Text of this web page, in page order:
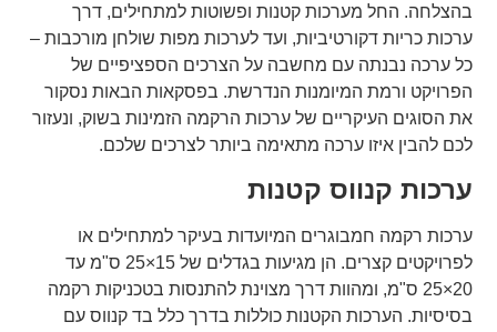
בהצלחה. החל מערכות קטנות ופשוטות למתחילים, דרך
ערכות כריות דקורטיביות, ועד לערכות מפות שולחן מורכבות –
כל ערכה נבנתה עם מחשבה על הצרכים הספציפיים של
הפרויקט ורמת המיומנות הנדרשת. בפסקאות הבאות נסקור
את הסוגים העיקריים של ערכות הרקמה הזמינות בשוק, ונעזור
לכם להבין איזו ערכה מתאימה ביותר לצרכים שלכם.
ערכות קנווס קטנות
ערכות רקמה חמבוגרים המיועדות בעיקר למתחילים או
לפרויקטים קצרים. הן מגיעות בגדלים של 15×25 ס"מ עד
20×25 ס"מ, ומהוות דרך מצוינת להתנסות בטכניקות רקמה
בסיסיות. הערכות הקטנות כוללות בדרך כלל בד קנווס עם